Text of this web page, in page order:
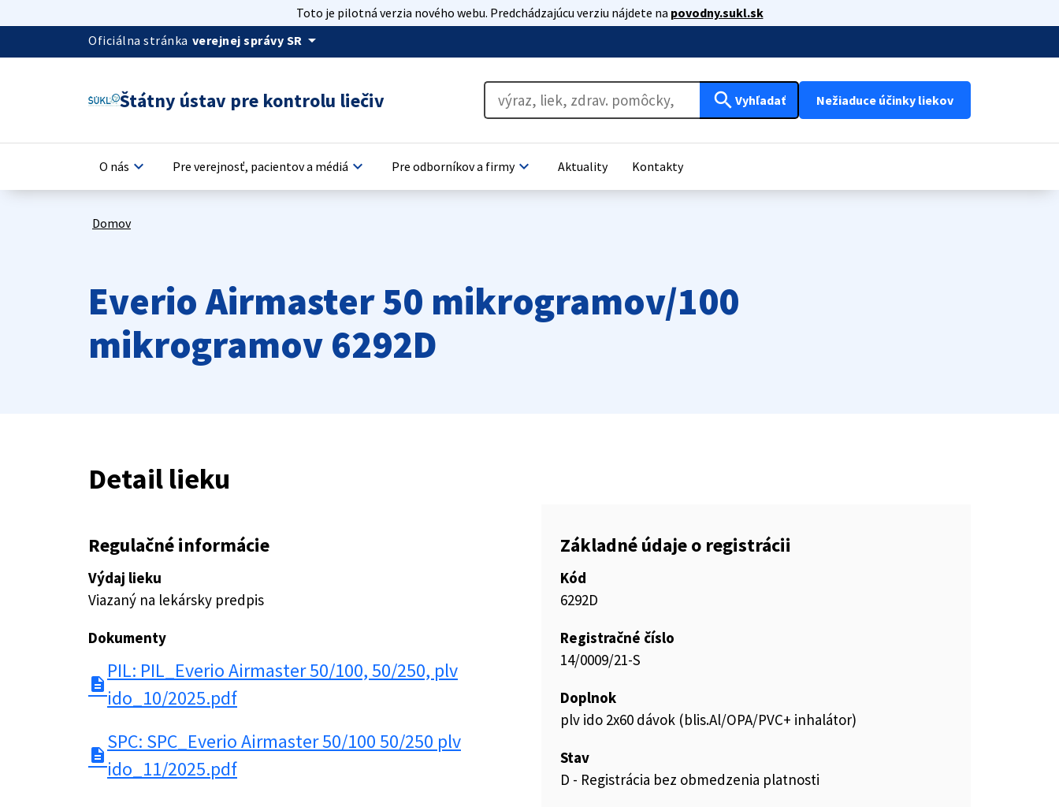
Toto je pilotná verzia nového webu. Predchádzajúcu verziu nájdete na povodny.sukl.sk
Oficiálna stránka verejnej správy SR arrow_drop_down
Štátny ústav pre kontrolu liečiv search Vyhľadať Nežiaduce účinky liekov
O nás keyboard_arrow_down Pre verejnosť, pacientov a médiá keyboard_arrow_down Pre odborníkov a firmykeyboard_arrow_down Aktuality Kontakty
Domov
Everio Airmaster 50 mikrogramov/100
mikrogramov 6292D
Detail lieku
Regulačné informácie
Výdaj lieku
Viazaný na lekársky predpis
Dokumenty
description
PIL: PIL_Everio Airmaster 50/100, 50/250, plv
ido_10/2025.pdf
description
SPC: SPC_Everio Airmaster 50/100 50/250 plv
ido_11/2025.pdf
Základné údaje o registrácii
Kód
6292D
Registračné číslo
14/0009/21-S
Doplnok
plv ido 2x60 dávok (blis.Al/OPA/PVC+ inhalátor)
Stav
D - Registrácia bez obmedzenia platnosti